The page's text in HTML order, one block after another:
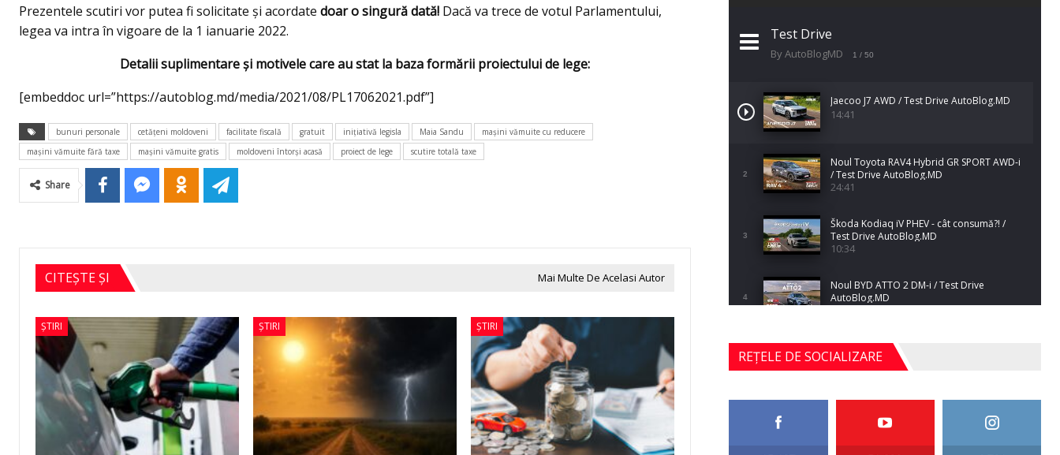
Prezentele scutiri vor putea fi solicitate și acordate doar o singură dată! Dacă va trece de votul Parlamentului,
legea va intra în vigoare de la 1 ianuarie 2022.
Detalii suplimentare şi motivele care au stat la baza formării proiectului de lege:
[embeddoc url=”https://autoblog.md/media/2021/08/PL17062021.pdf”]
bunuri personale cetăţeni moldoveni facilitate fiscală gratuit inițiativă legisla Maia Sandu
maşini vămuite cu reducere
maşini vămuite fără taxe
maşini vămuite gratis moldoveni întorşi acasă proiect de lege scutire totală taxe
Share
CITEȘTE ȘI Mai Multe De Acelasi Autor
ȘTIRI ȘTIRI ȘTIRI
Test Drive
By AutoBlogMD 1 / 50
Jaecoo J7 AWD / Test Drive AutoBlog.MD
14:41
2
Noul Toyota RAV4 Hybrid GR SPORT AWD-i
/ Test Drive AutoBlog.MD
24:41
3
Škoda Kodiaq iV PHEV - cât consumă?! /
Test Drive AutoBlog.MD
10:34
4
Noul BYD ATTO 2 DM-i / Test Drive
AutoBlog.MD
5
Noul Mercedes-Benz S-Class facelift (S 580
4MATIC V223) / Test Drive AutoBlog.MD
27:33
REȚELE DE SOCIALIZARE